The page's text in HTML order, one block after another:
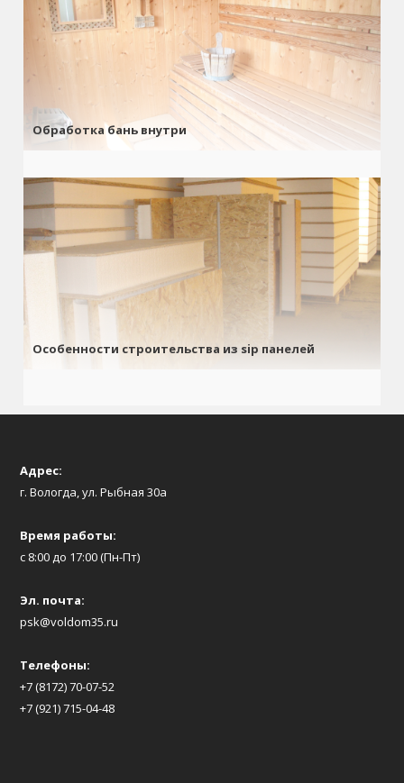
Обработка бань внутри
Особенности строительства из sip панелей
Адрес:
г. Вологда, ул. Рыбная 30а
Время работы:
с 8:00 до 17:00 (Пн-Пт)
Эл. почта:
psk@voldom35.ru
Телефоны:
+7 (8172) 70-07-52
+7 (921) 715-04-48